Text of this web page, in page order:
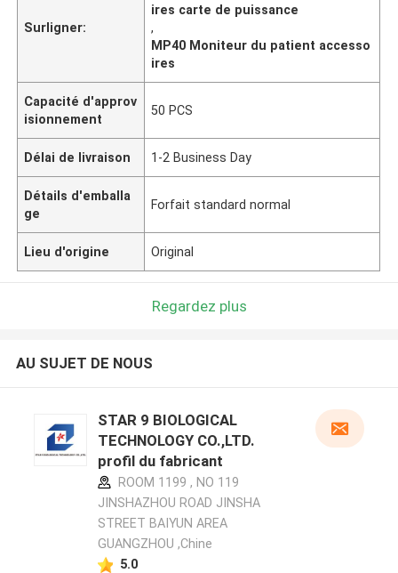
Surligner:
ires carte de puissance
,
MP40 Moniteur du patient accesso
ires
Capacité d'approv
isionnement
50 PCS
Délai de livraison 1-2 Business Day
Détails d'emballa
ge
Forfait standard normal
Lieu d'origine Original
Regardez plus
AU SUJET DE NOUS
STAR 9 BIOLOGICAL
TECHNOLOGY CO.,LTD.
profil du fabricant
ROOM 1199 , NO 119
JINSHAZHOU ROAD JINSHA
STREET BAIYUN AREA
GUANGZHOU ,Chine
5.0